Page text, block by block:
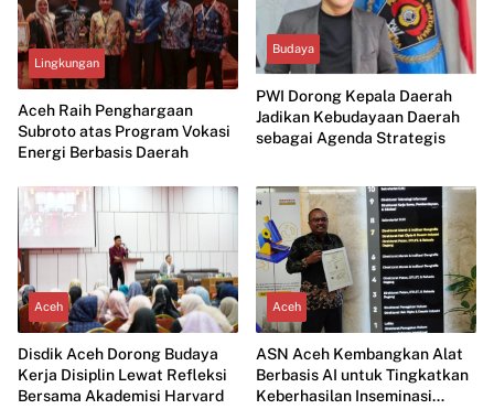
Lingkungan
Aceh Raih Penghargaan
Subroto atas Program Vokasi
Energi Berbasis Daerah
Budaya
PWI Dorong Kepala Daerah
Jadikan Kebudayaan Daerah
sebagai Agenda Strategis
Aceh
Disdik Aceh Dorong Budaya
Kerja Disiplin Lewat Refleksi
Bersama Akademisi Harvard
Aceh
ASN Aceh Kembangkan Alat
Berbasis AI untuk Tingkatkan
Keberhasilan Inseminasi